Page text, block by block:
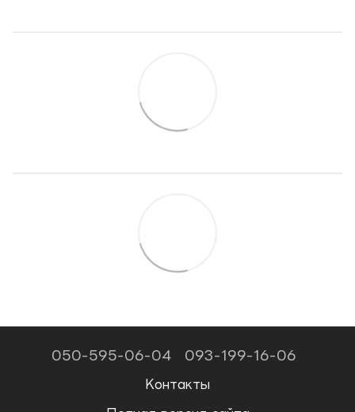
050-595-06-04 093-199-16-06
Контакты